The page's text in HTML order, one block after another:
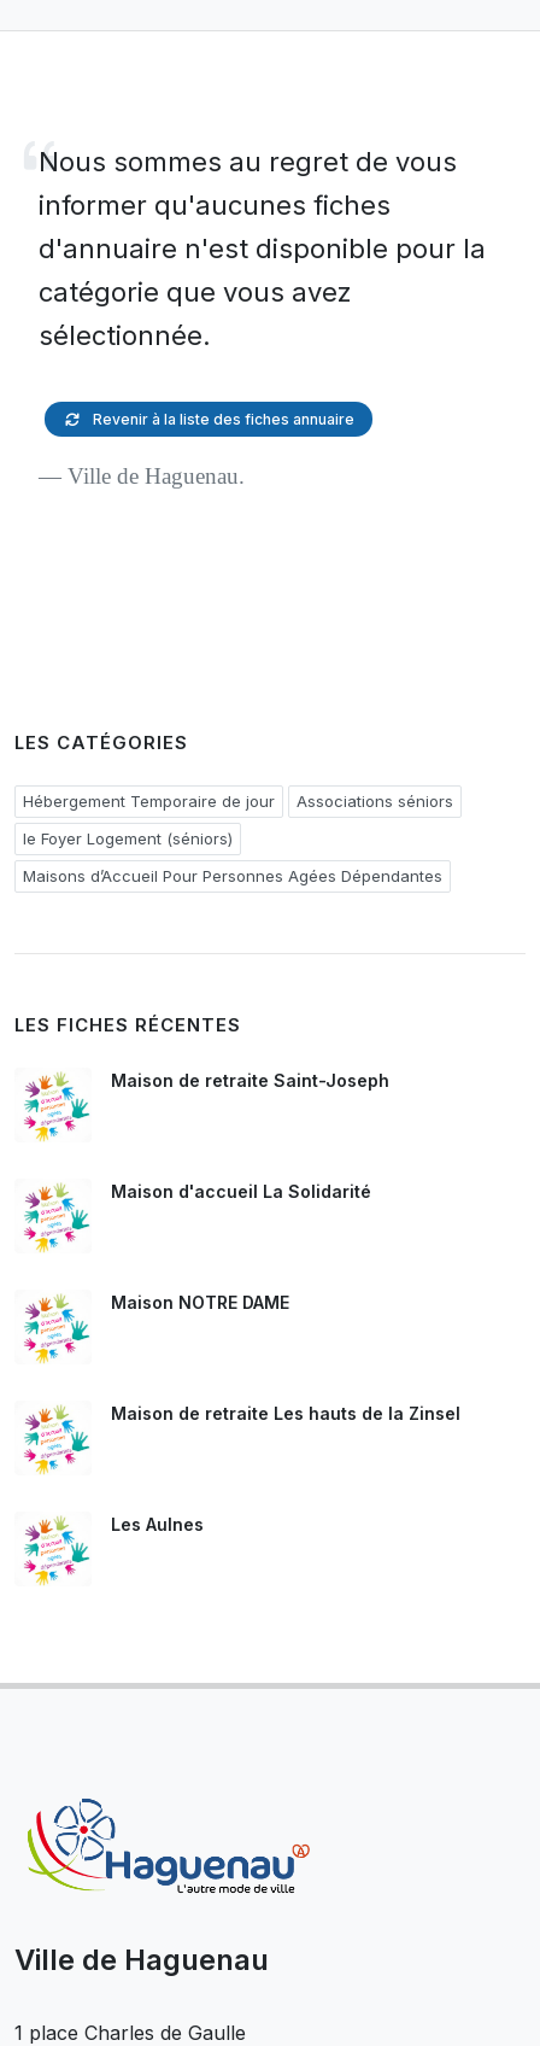
Nous sommes au regret de vous
informer qu'aucunes fiches
d'annuaire n'est disponible pour la
catégorie que vous avez
sélectionnée.
Revenir à la liste des fiches annuaire
Ville de Haguenau.
LES CATÉGORIES
Hébergement Temporaire de jour
Associations séniors
le Foyer Logement (séniors)
Maisons d’Accueil Pour Personnes Agées Dépendantes
LES FICHES RÉCENTES
Maison de retraite Saint-Joseph
Maison d'accueil La Solidarité
Maison NOTRE DAME
Maison de retraite Les hauts de la Zinsel
Les Aulnes
Ville de Haguenau
1 place Charles de Gaulle